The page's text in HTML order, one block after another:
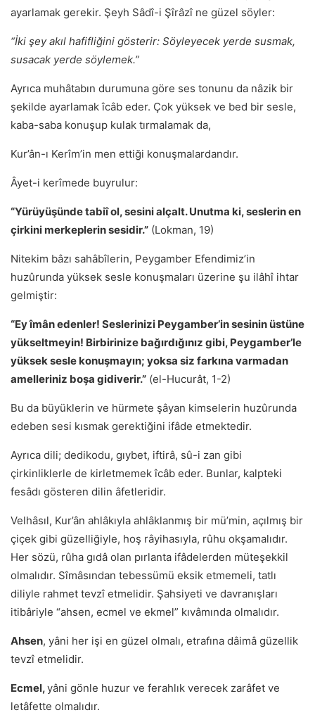
ayarlamak gerekir. Şeyh Sâdî-i Şîrâzî ne güzel söyler:
“İki şey akıl hafifliğini gösterir: Söyleyecek yerde susmak,
susacak yerde söylemek.”
Ayrıca muhâtabın durumuna göre ses tonunu da nâzik bir
şekilde ayarlamak îcâb eder. Çok yüksek ve bed bir sesle,
kaba-saba konuşup kulak tırmalamak da,
Kur’ân-ı Kerîm’in men ettiği konuşmalardandır.
Âyet-i kerîmede buyrulur:
“Yürüyüşünde tabiî ol, sesini alçalt. Unutma ki, seslerin en
çirkini merkeplerin sesidir.” (Lokman, 19)
Nitekim bâzı sahâbîlerin, Peygamber Efendimiz’in
huzûrunda yüksek sesle konuşmaları üzerine şu ilâhî ihtar
gelmiştir:
“Ey îmân edenler! Seslerinizi Peygamber’in sesinin üstüne
yükseltmeyin! Birbirinize bağırdığınız gibi, Peygamber’le
yüksek sesle konuşmayın; yoksa siz farkına varmadan
amelleriniz boşa gidiverir.” (el-Hucurât, 1-2)
Bu da büyüklerin ve hürmete şâyan kimselerin huzûrunda
edeben sesi kısmak gerektiğini ifâde etmektedir.
Ayrıca dili; dedikodu, gıybet, iftirâ, sû-i zan gibi
çirkinliklerle de kirletmemek îcâb eder. Bunlar, kalpteki
fesâdı gösteren dilin âfetleridir.
Velhâsıl, Kur’ân ahlâkıyla ahlâklanmış bir mü’min, açılmış bir
çiçek gibi güzelliğiyle, hoş râyihasıyla, rûhu okşamalıdır.
Her sözü, rûha gıdâ olan pırlanta ifâdelerden müteşekkil
olmalıdır. Sîmâsından tebessümü eksik etmemeli, tatlı
diliyle rahmet tevzî etmelidir. Şahsiyeti ve davranışları
itibâriyle “ahsen, ecmel ve ekmel” kıvâmında olmalıdır.
Ahsen, yâni her işi en güzel olmalı, etrafına dâimâ güzellik
tevzî etmelidir.
Ecmel,yâni gönle huzur ve ferahlık verecek zarâfet ve
letâfette olmalıdır.